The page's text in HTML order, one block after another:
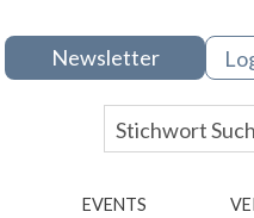
Newsletter
EVENTS